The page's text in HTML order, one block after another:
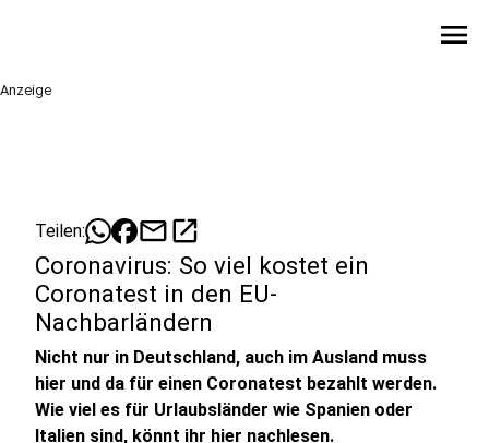
menu
Anzeige
Teilen: mailopen_in_new
Coronavirus: So viel kostet ein
Coronatest in den EU-
Nachbarländern
Nicht nur in Deutschland, auch im Ausland muss
hier und da für einen Coronatest bezahlt werden.
Wie viel es für Urlaubsländer wie Spanien oder
Italien sind, könnt ihr hier nachlesen.